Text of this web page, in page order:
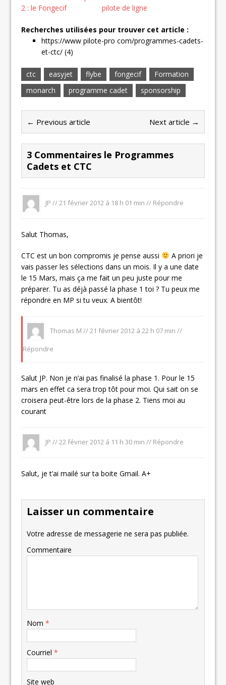
2 : le Fongecif
pilote de ligne
Recherches utilisées pour trouver cet article :
https://www pilote-pro com/programmes-cadets-
et-ctc/ (4)
ctc easyjet flybe fongecif
Formation
monarch
programme cadet sponsorship
← Previous article Next article →
3 Commentaires le Programmes
Cadets et CTC
JP //21 février 2012 á 18 h 01 min // Répondre
Salut Thomas,
CTC est un bon compromis je pense aussi
A priori je
vais passer les sélections dans un mois. Il y a une date
le 15 Mars, mais ça me fait un peu juste pour me
préparer. Tu as déjà passé la phase 1 toi ? Tu peux me
répondre en MP si tu veux. A bientôt!
Thomas M // 21 février 2012 á 22 h 07 min //
Répondre
Salut JP. Non je n’ai pas finalisé la phase 1. Pour le 15
mars en effet ca sera trop tôt pour moi. Qui sait on se
croisera peut-être lors de la phase 2. Tiens moi au
courant
JP //22 février 2012 á 11 h 30 min // Répondre
Salut, je t’ai mailé sur ta boite Gmail. A+
Laisser un commentaire
Votre adresse de messagerie ne sera pas publiée.
Commentaire
Nom*
Courriel*
Site web